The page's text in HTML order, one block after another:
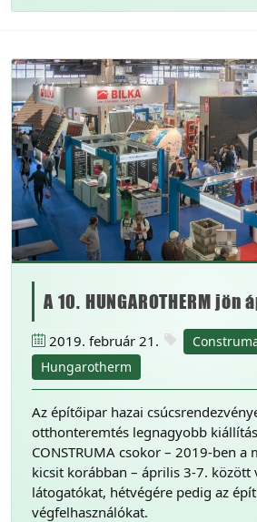
A 10. HUNGAROTHERM
2019. február 21.
Hungarotherm
Az építőipar hazai
otthonteremtés legnagyobb
CONSTRUMA csokor – 2019-ben a
kicsit korábban – április 3-7. között
látogatókat, hétvégére pedig az
végfelhasználókat.